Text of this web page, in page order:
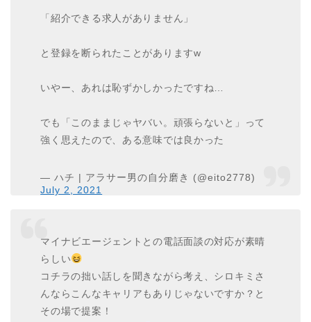
「紹介できる求人がありません」
と登録を断られたことがありますw
いやー、あれは恥ずかしかったですね…
でも「このままじゃヤバい。頑張らないと」って
強く思えたので、ある意味では良かった
— ハチ | アラサー男の自分磨き (@eito2778)
July 2, 2021
マイナビエージェントとの電話面談の対応が素晴
らしい
コチラの拙い話しを聞きながら考え、シロキミさ
んならこんなキャリアもありじゃないですか？と
その場で提案！